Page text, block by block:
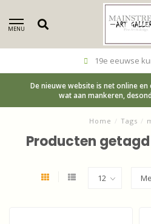
MENU
19e eeuwse
De nieuwe website is net online
wat aan mankeren,
Home / Tags /
Producten